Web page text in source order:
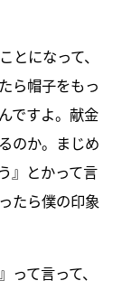
になって、
ら帽子をもっ
ですよ。献金
のか。まじめ
』とかって言
たら僕の印象
て言って、